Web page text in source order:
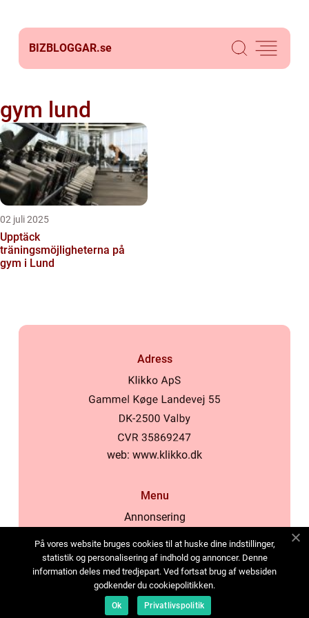
BIZBLOGGAR.se
gym lund
02 juli 2025
Upptäck
träningsmöjligheterna på
gym i Lund
Adress
web: www.klikko.dk
Menu
Annonsering
Cookies
Kontakta oss
Sitemap
På vores website bruges cookies til at huske dine indstillinger,
statistik og personalisering af indhold og annoncer. Denne
information deles med tredjepart. Ved fortsat brug af websiden
godkender du cookiepolitikken.
Ok Privatlivspolitik